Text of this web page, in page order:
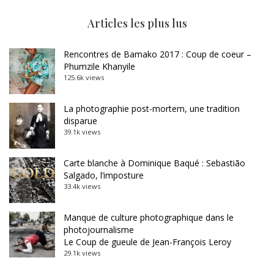
Articles les plus lus
Rencontres de Bamako 2017 : Coup de coeur –
Phumzile Khanyile
125.6k views
La photographie post-mortem, une tradition
disparue
39.1k views
Carte blanche à Dominique Baqué : Sebastião
Salgado, l’imposture
33.4k views
Manque de culture photographique dans le
photojournalisme
Le Coup de gueule de Jean-François Leroy
29.1k views